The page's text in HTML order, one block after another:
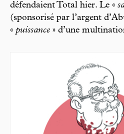
défendaient Total hier. Le «
(sponsorisé par l’argent
« puissance » d’une